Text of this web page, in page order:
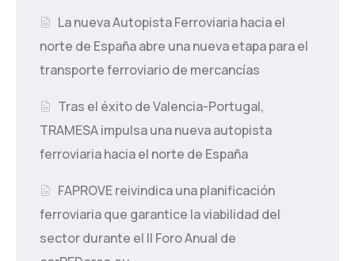
La nueva Autopista Ferroviaria hacia el
norte de España abre una nueva etapa para el
transporte ferroviario de mercancías
Tras el éxito de Valencia-Portugal,
TRAMESA impulsa una nueva autopista
ferroviaria hacia el norte de España
FAPROVE reivindica una planificación
ferroviaria que garantice la viabilidad del
sector durante el II Foro Anual de